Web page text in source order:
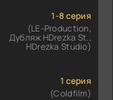
1-8 серия
(LE-Production,
Дубляж HDrezka St.,
HDrezka Studio)
1 серия
(Coldfilm)